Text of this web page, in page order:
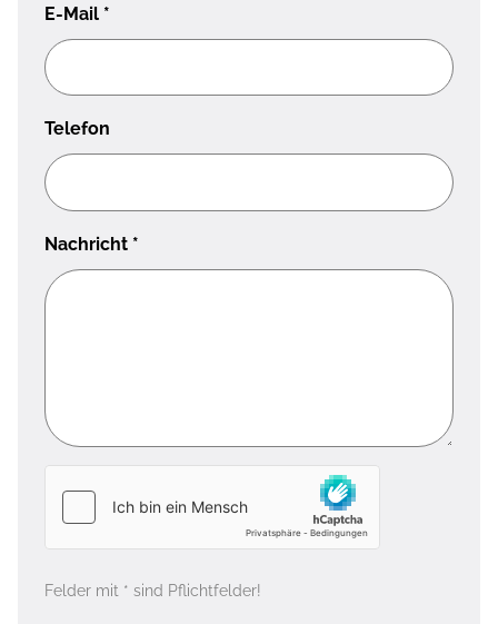
E-Mail *
Telefon
Nachricht *
Felder mit * sind Pflichtfelder!